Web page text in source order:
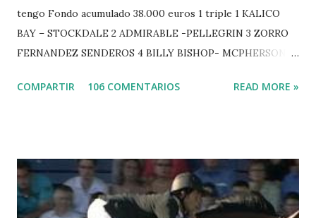
tengo Fondo acumulado 38.000 euros 1 triple 1 KALICO
BAY – STOCKDALE 2 ADMIRABLE -PELLEGRIN 3 ZORRO
FERNANDEZ SENDEROS 4 BILLY BISHOP- MCPHERSON 5
-EPAILLARD 7 GIG AMAI M WHITAKER 8 SILVANA DU
POWER - MILLAR 5 ARMANIE -VOORN 6 QUERLYBET
HERO -LEJAUNE 7 MO CHROI - O’BRIEN 8 CARMENA Z -
BREEN 9 JALLA DE GAVIERE -RAMZY AL DUHAMI 10
COMPARTIR 106 COMENTARIOS READ MORE »